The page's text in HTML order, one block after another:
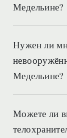
Медельине?
Нужен ли
Медельине?
Можете ли